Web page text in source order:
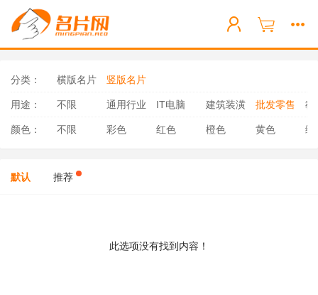
分类： 横版名片 竖版名片
用途： 不限 通用行业 IT电脑 建筑装潢 批发零售 教
颜色： 不限 彩色 红色 橙色 黄色 绿
默认 推荐
此选项没有找到内容！